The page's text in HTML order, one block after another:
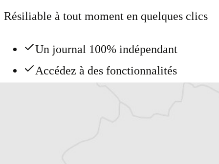
Résiliable à tout moment en quelques clics
Un journal 100% indépendant
Accédez à des fonctionnalités